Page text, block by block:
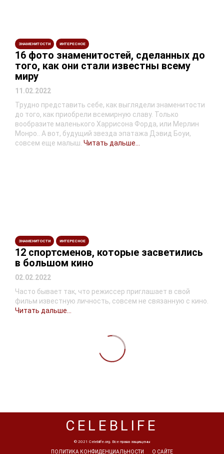
ЗНАМЕНИТОСТИ ИНТЕРЕСНОЕ
16 фото знаменитостей, сделанных до
того, как они стали известны всему
миру
11.02.2022
Трудно представить себе, как выглядели знаменитости
до того, как приобрели всемирную славу. Только
вообразите маленького Харрисона Форда, или Мерлин
Монро.. А вот, будущий звезда эпатажа Дэвид Боуи,
совсем еще малыш. Читать дальше...
ЗНАМЕНИТОСТИ ИНТЕРЕСНОЕ
12 спортсменов, которые засветились
в большом кино
02.02.2022
Часто бывает так, что режиссер приглашает в свой
фильм известную личность, совсем не связанную с кино.
Читать дальше...
CELEBLIFE
© 2021 Celeblife.org. Все права защищены
ПОЛИТИКА КОНФИДЕНЦИАЛЬНОСТИ О САЙТЕ